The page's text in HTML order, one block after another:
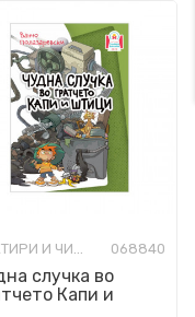
ЛЕКТИРИ И ЧИТАНКИ ЗА ОСНОВНО ОБРАЗОВАНИЕ 068840
случка во
Капи и